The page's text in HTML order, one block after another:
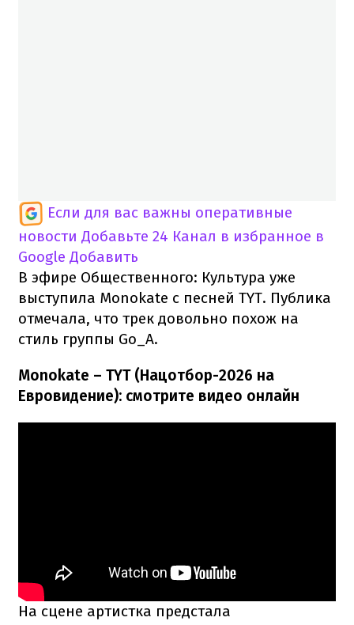
Если для вас важны оперативные
новости Добавьте 24 Канал в избранное в
Google Добавить
В эфире Общественного: Культура уже
выступила Monokate с песней TYT. Публика
отмечала, что трек довольно похож на
стиль группы Go_A.
Monokate – TYT (Нацотбор-2026 на
Евровидение): смотрите видео онлайн
На сцене артистка предстала